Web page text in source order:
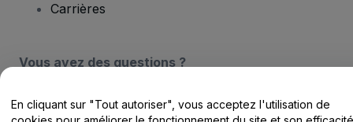
Carrières
Vous avez des questions ?
Centre d'assistance / Nous contacter
En cliquant sur "Tout autoriser", vous acceptez l'utilisation de